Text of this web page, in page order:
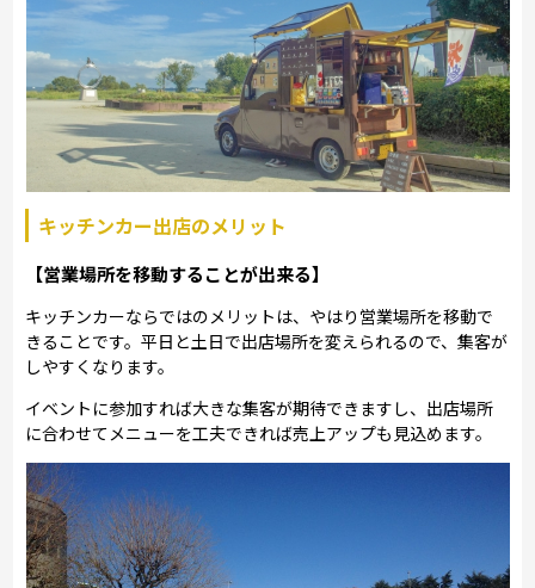
キッチンカー出店のメリット
【営業場所を移動することが出来る】
キッチンカーならではのメリットは、やはり営業場所を移動で
きることです。平日と土日で出店場所を変えられるので、集客が
しやすくなります。
イベントに参加すれば大きな集客が期待できますし、出店場所
に合わせてメニューを工夫できれば売上アップも見込めます。